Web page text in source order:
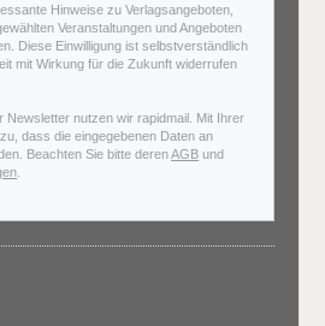
Hinweise zu Verlagsangeboten,
Veranstaltungen und Angeboten
Diese Einwilligung ist selbstverständlich
mit Wirkung für die Zukunft widerrufen
Newsletter nutzen wir rapidmail. Mit Ihrer
dass die eingegebenen Daten an
Beachten Sie bitte derenAGB und